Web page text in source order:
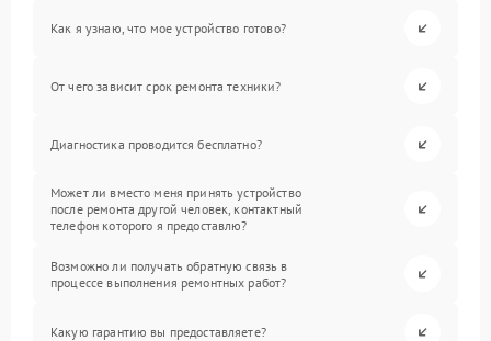
Как я узнаю, что мое устройство готово?
От чего зависит срок ремонта техники?
Диагностика проводится бесплатно?
Может ли вместо меня принять устройство
после ремонта другой человек, контактный
телефон которого я предоставлю?
Возможно ли получать обратную связь в
процессе выполнения ремонтных работ?
Какую гарантию вы предоставляете?